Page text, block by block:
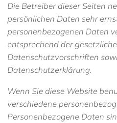
Die Betreiber dieser Seiten
persönlichen Daten sehr
personenbezogenen Daten
entsprechend der
Datenschutzvorschriften
Datenschutzerklärung.
Wenn Sie diese Website
verschiedene
Personenbezogene Daten